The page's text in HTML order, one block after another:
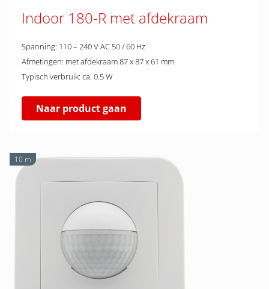
Indoor 180-R met afdekraam
Spanning: 110 – 240 V AC 50 / 60 Hz
Afmetingen: met afdekraam 87 x 87 x 61 mm
Typisch verbruik: ca. 0.5 W
Naar product gaan
10 m